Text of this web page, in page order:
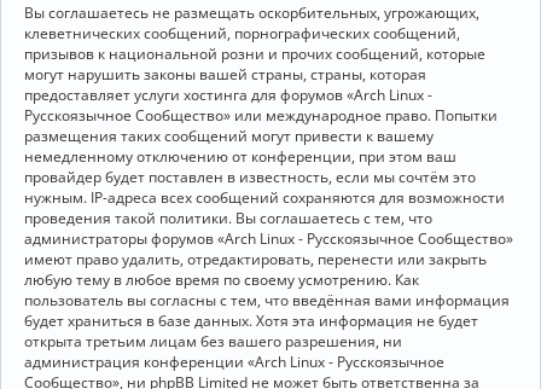
Вы соглашаетесь не размещать оскорбительных, угрожающих,
клеветнических сообщений, порнографических сообщений,
призывов к национальной розни и прочих сообщений, которые
могут нарушить законы вашей страны, страны, которая
предоставляет услуги хостинга для форумов «Arch Linux -
Русскоязычное Сообщество» или международное право. Попытки
размещения таких сообщений могут привести к вашему
немедленному отключению от конференции, при этом ваш
провайдер будет поставлен в известность, если мы сочтём это
нужным. IP-адреса всех сообщений сохраняются для возможности
проведения такой политики. Вы соглашаетесь с тем, что
администраторы форумов «Arch Linux - Русскоязычное Сообщество»
имеют право удалить, отредактировать, перенести или закрыть
любую тему в любое время по своему усмотрению. Как
пользователь вы согласны с тем, что введённая вами информация
будет храниться в базе данных. Хотя эта информация не будет
открыта третьим лицам без вашего разрешения, ни
администрация конференции «Arch Linux - Русскоязычное
Сообщество», ни phpBB Limited не может быть ответственна за